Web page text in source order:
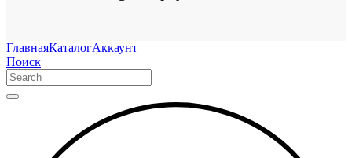
ГлавнаяКаталогАккаунт
Поиск